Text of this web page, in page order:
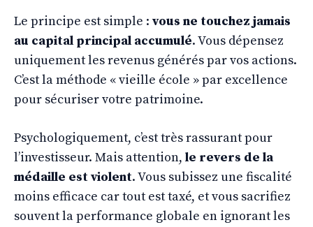
Le principe est simple :vous ne touchez jamais
au capital principal accumulé. Vous dépensez
uniquement les revenus générés par vos actions.
C’est la méthode « vieille école » par excellence
pour sécuriser votre patrimoine.
Psychologiquement, c’est très rassurant pour
l’investisseur. Mais attention, le revers de la
médaille est violent. Vous subissez une fiscalité
moins efficace car tout est taxé, et vous sacrifiez
souvent la performance globale en ignorant les